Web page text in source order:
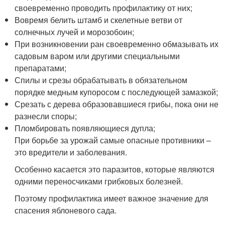
своевременно проводить профилактику от них;
Вовремя белить штамб и скелетные ветви от
солнечных лучей и морозобоин;
При возникновении ран своевременно обмазывать их
садовым варом или другими специальными
препаратами;
Спилы и срезы обрабатывать в обязательном
порядке медным купоросом с последующей замазкой;
Срезать с дерева образовавшиеся грибы, пока они не
разнесли споры;
Пломбировать появляющиеся дупла;
При борьбе за урожай самые опасные противники –
это вредители и заболевания.
Особенно касается это паразитов, которые являются
одними переносчиками грибковых болезней.
Поэтому профилактика имеет важное значение для
спасения яблоневого сада.